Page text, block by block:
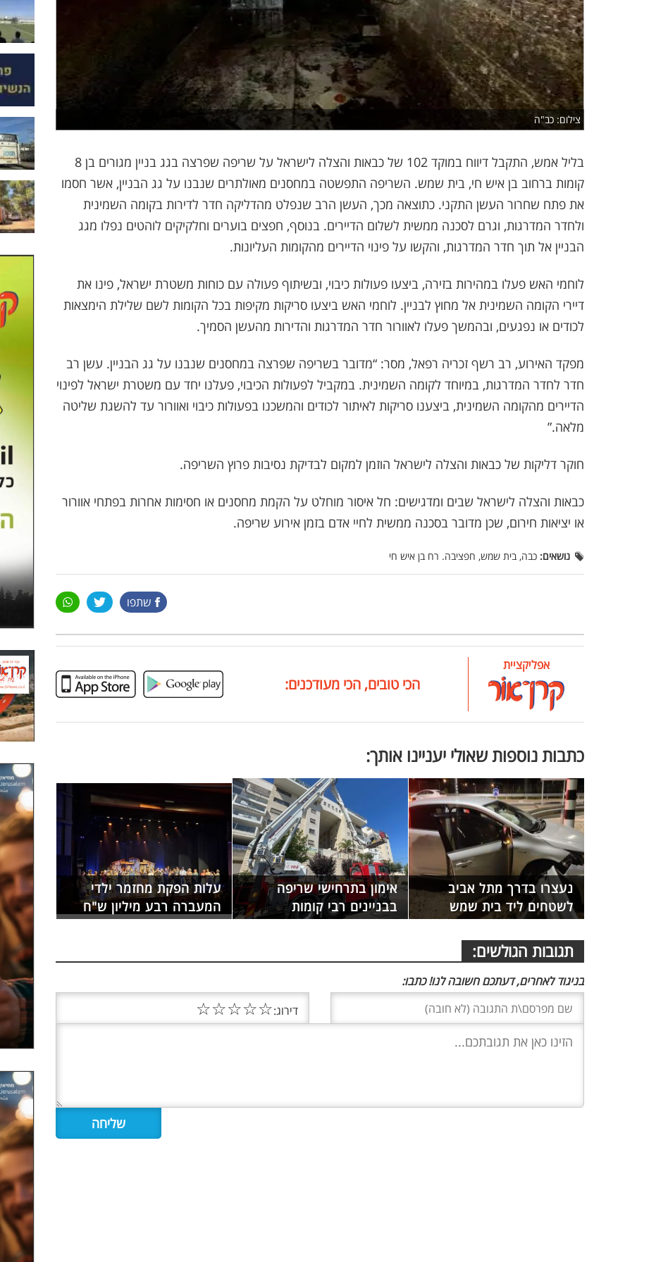
צילום: כב"ה
בליל אמש, התקבל דיווח במוקד 102 של כבאות והצלה לישראל על שריפה שפרצה בגג בניין מגורים בן 8
קומות ברחוב בן איש חי, בית שמש. השריפה התפשטה במחסנים מאולתרים שנבנו על גג הבניין, אשר חסמו
את פתח שחרור העשן התקני. כתוצאה מכך, העשן הרב שנפלט מהדליקה חדר לדירות בקומה השמינית
ולחדר המדרגות, וגרם לסכנה ממשית לשלום הדיירים. בנוסף, חפצים בוערים וחלקיקים לוהטים נפלו מגג
הבניין אל תוך חדר המדרגות, והקשו על פינוי הדיירים מהקומות העליונות.
לוחמי האש פעלו במהירות בזירה, ביצעו פעולות כיבוי, ובשיתוף פעולה עם כוחות משטרת ישראל, פינו את
דיירי הקומה השמינית אל מחוץ לבניין. לוחמי האש ביצעו סריקות מקיפות בכל הקומות לשם שלילת הימצאות
לכודים או נפגעים, ובהמשך פעלו לאוורור חדר המדרגות והדירות מהעשן הסמיך.
מפקד האירוע, רב רשף זכריה רפאל, מסר: “מדובר בשריפה שפרצה במחסנים שנבנו על גג הבניין. עשן רב
חדר לחדר המדרגות, במיוחד לקומה השמינית. במקביל לפעולות הכיבוי, פעלנו יחד עם משטרת ישראל לפינוי
הדיירים מהקומה השמינית, ביצענו סריקות לאיתור לכודים והמשכנו בפעולות כיבוי ואוורור עד להשגת שליטה
מלאה.”
חוקר דליקות של כבאות והצלה לישראל הוזמן למקום לבדיקת נסיבות פרוץ השריפה.
כבאות והצלה לישראל שבים ומדגישים: חל איסור מוחלט על הקמת מחסנים או חסימות אחרות בפתחי אוורור
או יציאות חירום, שכן מדובר בסכנה ממשית לחיי אדם בזמן אירוע שריפה.
נושאים: כבה, בית שמש, חפציבה. רח בן איש חי
שתפו
אפליקציית
הכי טובים, הכי מעודכנים:
כתבות נוספות שאולי יעניינו אותך:
נעצרו בדרך מתל אביב
לשטחים ליד בית שמש
אימון בתרחישי שריפה
בבניינים רבי קומות
עלות הפקת מחזמר ילדי
המעברה רבע מיליון ש"ח
תגובות הגולשים:
בניגוד לאחרים, דעתכם חשובה לנו! כתבו:
דירוג:☆
☆
☆
☆
☆